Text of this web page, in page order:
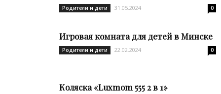
Родители и дети 31.05.2024 0
Игровая комната для детей в Минске
Родители и дети 22.02.2024 0
Коляска «Luxmom 555 2 в 1»